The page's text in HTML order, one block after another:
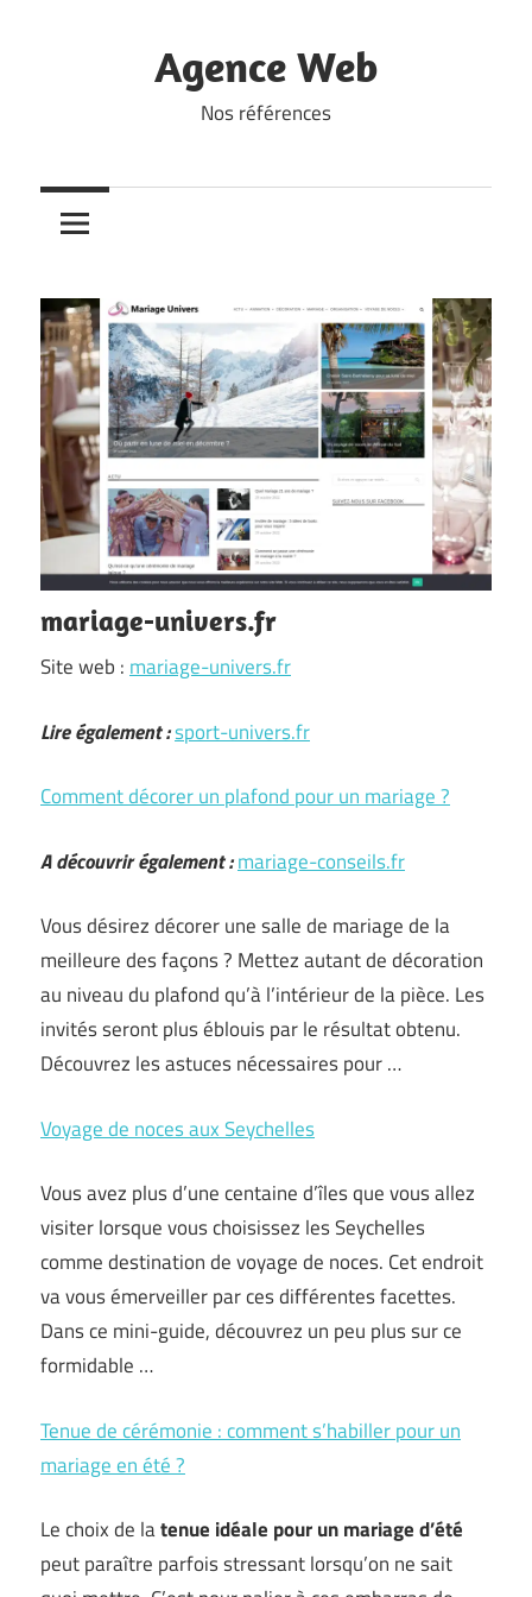
Agence Web
Nos références
mariage-univers.fr
Site web : mariage-univers.fr
Lire également :sport-univers.fr
Comment décorer un plafond pour un mariage ?
A découvrir également :mariage-conseils.fr
Vous désirez décorer une salle de mariage de la
meilleure des façons ? Mettez autant de décoration
au niveau du plafond qu’à l’intérieur de la pièce. Les
invités seront plus éblouis par le résultat obtenu.
Découvrez les astuces nécessaires pour …
Voyage de noces aux Seychelles
Vous avez plus d’une centaine d’îles que vous allez
visiter lorsque vous choisissez les Seychelles
comme destination de voyage de noces. Cet endroit
va vous émerveiller par ces différentes facettes.
Dans ce mini-guide, découvrez un peu plus sur ce
formidable …
Tenue de cérémonie : comment s’habiller pour un
mariage en été ?
Le choix de latenue idéale pour un mariage d’été
peut paraître parfois stressant lorsqu’on ne sait